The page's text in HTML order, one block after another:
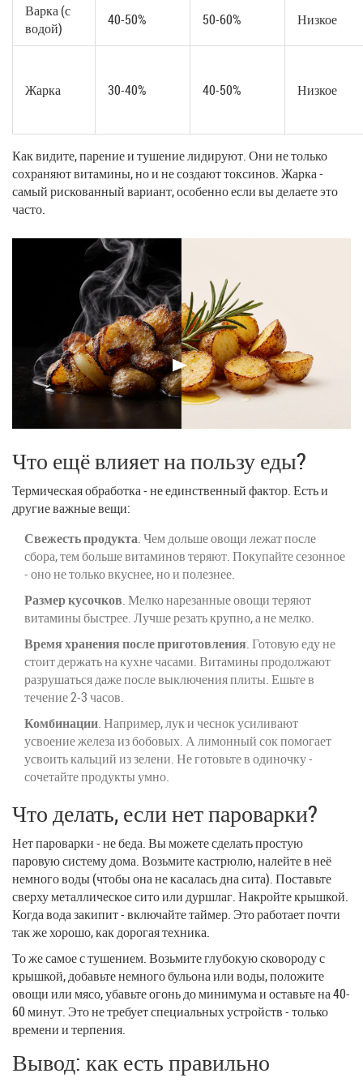
Варка (с
водой)
40-50% 50-60% Низкое
Жарка 30-40% 40-50% Низкое
Как видите, парение и тушение лидируют. Они не только
сохраняют витамины, но и не создают токсинов. Жарка -
самый рискованный вариант, особенно если вы делаете это
часто.
Что ещё влияет на пользу еды?
Термическая обработка - не единственный фактор. Есть и
другие важные вещи:
Свежесть продукта. Чем дольше овощи лежат после
сбора, тем больше витаминов теряют. Покупайте сезонное
- оно не только вкуснее, но и полезнее.
Размер кусочков. Мелко нарезанные овощи теряют
витамины быстрее. Лучше резать крупно, а не мелко.
Время хранения после приготовления. Готовую еду не
стоит держать на кухне часами. Витамины продолжают
разрушаться даже после выключения плиты. Ешьте в
течение 2-3 часов.
Комбинации. Например, лук и чеснок усиливают
усвоение железа из бобовых. А лимонный сок помогает
усвоить кальций из зелени. Не готовьте в одиночку -
сочетайте продукты умно.
Что делать, если нет пароварки?
Нет пароварки - не беда. Вы можете сделать простую
паровую систему дома. Возьмите кастрюлю, налейте в неё
немного воды (чтобы она не касалась дна сита). Поставьте
сверху металлическое сито или дуршлаг. Накройте крышкой.
Когда вода закипит - включайте таймер. Это работает почти
так же хорошо, как дорогая техника.
То же самое с тушением. Возьмите глубокую сковороду с
крышкой, добавьте немного бульона или воды, положите
овощи или мясо, убавьте огонь до минимума и оставьте на 40-
60 минут. Это не требует специальных устройств - только
времени и терпения.
Вывод: как есть правильно